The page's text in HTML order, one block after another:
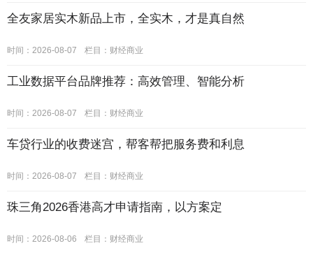
全友家居实木新品上市，全实木，才是真自然
时间：2026-08-07 栏目： 财经商业
工业数据平台品牌推荐：高效管理、智能分析
时间：2026-08-07 栏目： 财经商业
车贷行业的收费迷宫，帮客帮把服务费和利息
时间：2026-08-07 栏目： 财经商业
珠三角2026香港高才申请指南，以方案定
时间：2026-08-06 栏目： 财经商业